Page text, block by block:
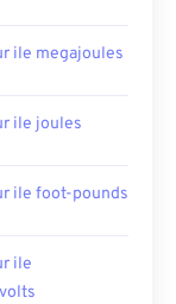
ile megajoules
ile joules
ile foot-pounds
ile